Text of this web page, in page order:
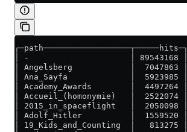
┌─path──────────────────┬─────hits─┐
│ -                     │ 89543168 │
│ Angelsberg            │  7047863 │
│ Ana_Sayfa             │  5923985 │
│ Academy_Awards        │  4497264 │
│ Accueil_(homonymie)   │  2522074 │
│ 2015_in_spaceflight   │  2050098 │
│ Adolf_Hitler          │  1559520 │
│ 19_Kids_and_Counting  │   813275 │